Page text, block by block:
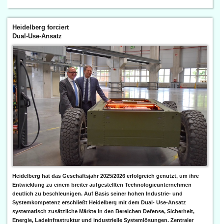
Heidelberg forciert
Dual-Use-Ansatz
Heidelberg hat das Geschäftsjahr 2025/2026 erfolgreich genutzt, um ihre
Entwicklung zu einem breiter aufgestellten Technologieunternehmen
deutlich zu beschleunigen. Auf Basis seiner hohen Industrie- und
Systemkompetenz erschließt Heidelberg mit dem Dual- Use-Ansatz
systematisch zusätzliche Märkte in den Bereichen Defense, Sicherheit,
Energie, Ladeinfrastruktur und industrielle Systemlösungen. Zentraler